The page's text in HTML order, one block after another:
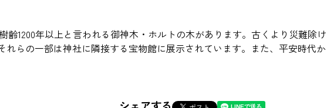
齢1200年以上と言われる御神木・ホルトの木があります。古くより災難除
らの一部は神社に隣接する宝物館に展示されています。また、平安時代